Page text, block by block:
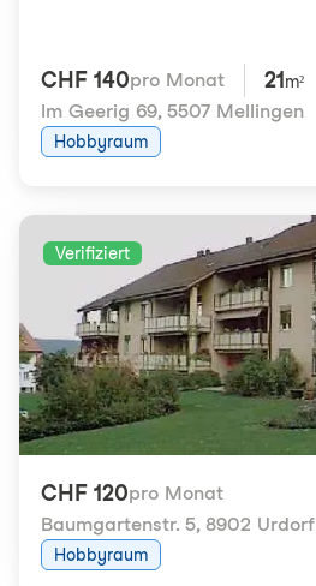
CHF 140pro Monat 21 m²
Im Geerig 69, 5507 Mellingen
Hobbyraum
Verifiziert
CHF 120pro Monat
Baumgartenstr. 5, 8902 Urdorf
Hobbyraum